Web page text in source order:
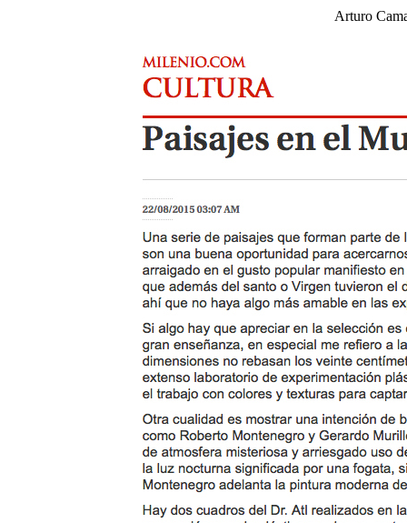
Arturo